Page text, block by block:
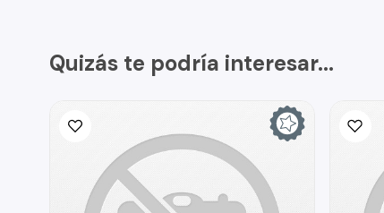
Quizás te podría interesar...